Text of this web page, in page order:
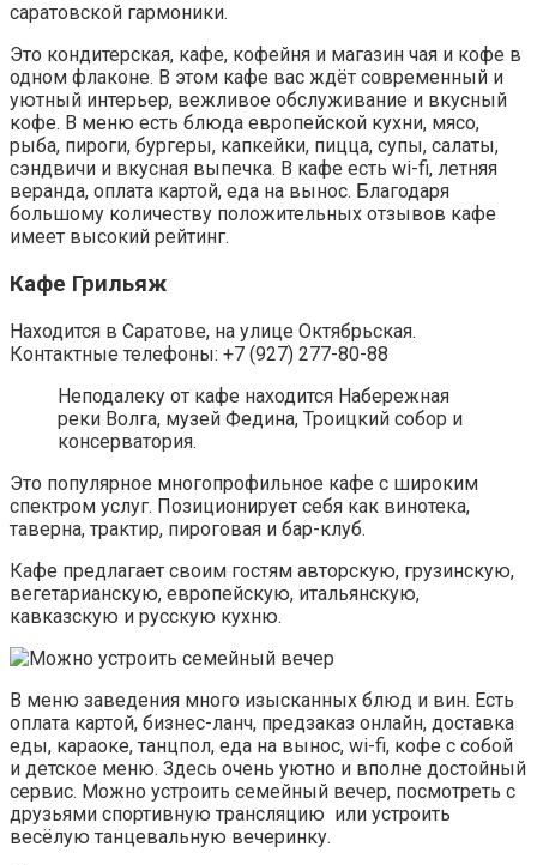
саратовской гармоники.
Это кондитерская, кафе, кофейня и магазин чая и кофе в
одном флаконе. В этом кафе вас ждёт современный и
уютный интерьер, вежливое обслуживание и вкусный
кофе. В меню есть блюда европейской кухни, мясо,
рыба, пироги, бургеры, капкейки, пицца, супы, салаты,
сэндвичи и вкусная выпечка. В кафе есть wi-fi, летняя
веранда, оплата картой, еда на вынос. Благодаря
большому количеству положительных отзывов кафе
имеет высокий рейтинг.
Кафе Грильяж
Находится в Саратове, на улице Октябрьская.
Контактные телефоны: +7 (927) 277-80-88
Неподалеку от кафе находится Набережная
реки Волга, музей Федина, Троицкий собор и
консерватория.
Это популярное многопрофильное кафе с широким
спектром услуг. Позиционирует себя как винотека,
таверна, трактир, пироговая и бар-клуб.
Кафе предлагает своим гостям авторскую, грузинскую,
вегетарианскую, европейскую, итальянскую,
кавказскую и русскую кухню.
В меню заведения много изысканных блюд и вин. Есть
оплата картой, бизнес-ланч, предзаказ онлайн, доставка
еды, караоке, танцпол, еда на вынос, wi-fi, кофе с собой
и детское меню. Здесь очень уютно и вполне достойный
сервис. Можно устроить семейный вечер, посмотреть с
друзьями спортивную трансляцию или устроить
весёлую танцевальную вечеринку.